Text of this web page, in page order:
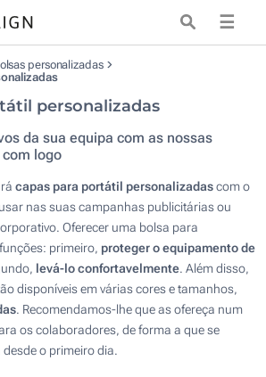
☰
personalizadas
personalizadas
da sua equipa com as nossas
logo
capas para portátil personalizadascom o
nas suas campanhas publicitárias ou
Oferecer uma bolsa para
primeiro, proteger o equipamento de
levá-lo confortavelmente. Além disso,
disponíveis em várias cores e tamanhos,
. Recomendamos-lhe que as ofereça num
os colaboradores, de forma a que se
o primeiro dia.